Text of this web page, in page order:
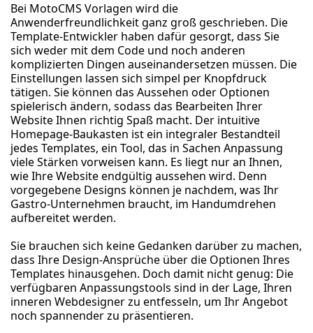
Bei MotoCMS Vorlagen wird die
Anwenderfreundlichkeit ganz groß geschrieben. Die
Template-Entwickler haben dafür gesorgt, dass Sie
sich weder mit dem Code und noch anderen
komplizierten Dingen auseinandersetzen müssen. Die
Einstellungen lassen sich simpel per Knopfdruck
tätigen. Sie können das Aussehen oder Optionen
spielerisch ändern, sodass das Bearbeiten Ihrer
Website Ihnen richtig Spaß macht. Der intuitive
Homepage-Baukasten ist ein integraler Bestandteil
jedes Templates, ein Tool, das in Sachen Anpassung
viele Stärken vorweisen kann. Es liegt nur an Ihnen,
wie Ihre Website endgültig aussehen wird. Denn
vorgegebene Designs können je nachdem, was Ihr
Gastro-Unternehmen braucht, im Handumdrehen
aufbereitet werden.
Sie brauchen sich keine Gedanken darüber zu machen,
dass Ihre Design-Ansprüche über die Optionen Ihres
Templates hinausgehen. Doch damit nicht genug: Die
verfügbaren Anpassungstools sind in der Lage, Ihren
inneren Webdesigner zu entfesseln, um Ihr Angebot
noch spannender zu präsentieren.